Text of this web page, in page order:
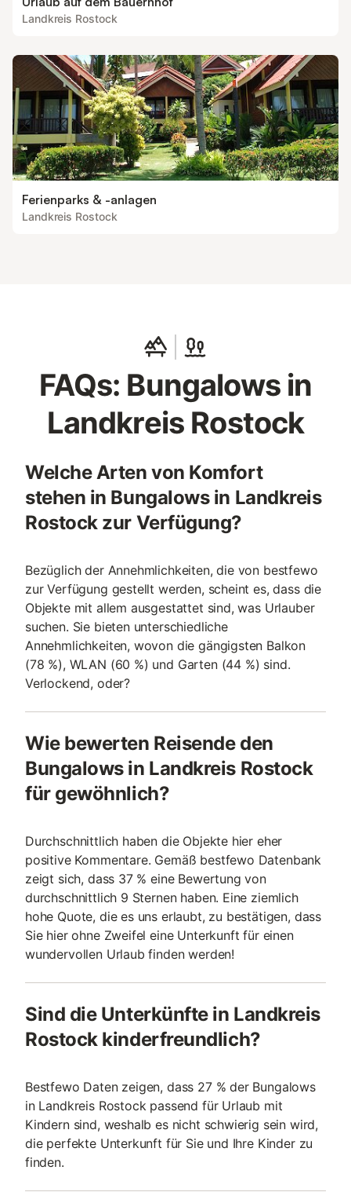
Landkreis Rostock
Ferienparks & -anlagen
Landkreis Rostock
FAQs: Bungalows in
Landkreis Rostock
Welche Arten von Komfort
stehen in Bungalows in Landkreis
Rostock zur Verfügung?
Bezüglich der Annehmlichkeiten, die von bestfewo
zur Verfügung gestellt werden, scheint es, dass die
Objekte mit allem ausgestattet sind, was Urlauber
suchen. Sie bieten unterschiedliche
Annehmlichkeiten, wovon die gängigsten Balkon
(78 %), WLAN (60 %) und Garten (44 %) sind.
Verlockend, oder?
Wie bewerten Reisende den
Bungalows in Landkreis Rostock
für gewöhnlich?
Durchschnittlich haben die Objekte hier eher
positive Kommentare. Gemäß bestfewo Datenbank
zeigt sich, dass 37 % eine Bewertung von
durchschnittlich 9 Sternen haben. Eine ziemlich
hohe Quote, die es uns erlaubt, zu bestätigen, dass
Sie hier ohne Zweifel eine Unterkunft für einen
wundervollen Urlaub finden werden!
Sind die Unterkünfte in Landkreis
Rostock kinderfreundlich?
Bestfewo Daten zeigen, dass 27 % der Bungalows
in Landkreis Rostock passend für Urlaub mit
Kindern sind, weshalb es nicht schwierig sein wird,
die perfekte Unterkunft für Sie und Ihre Kinder zu
finden.